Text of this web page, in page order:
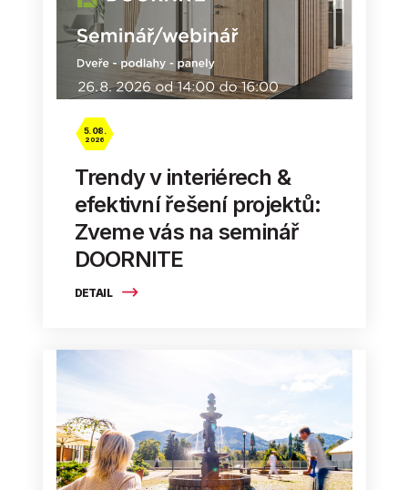
DETAIL
5. 08.
2026
Trendy v interiérech &
efektivní řešení projektů:
Zveme vás na seminář
DOORNITE